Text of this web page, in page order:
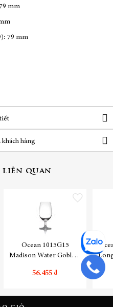
mm
79 mm
hàng
liên quan
danh sách yêu thích
Ocean 1015G15
Madison Water Goblet -
56.455 ₫
Thêm vào danh sách